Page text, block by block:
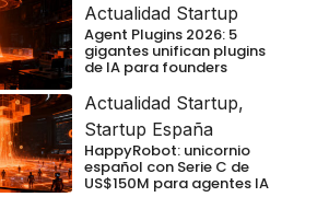
Actualidad Startup
Agent Plugins 2026: 5
gigantes unifican plugins
de IA para founders
Actualidad Startup,
Startup España
HappyRobot: unicornio
español con Serie C de
US$150M para agentes IA